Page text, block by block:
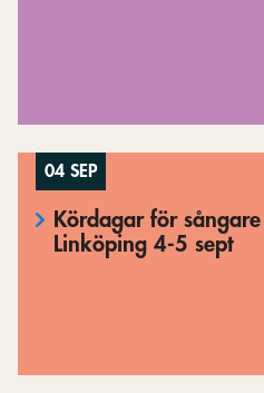
04 SEP
Kördagar för
Linköping 4-5 sept